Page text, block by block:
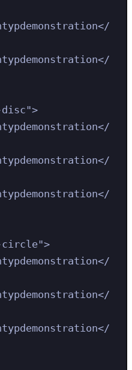
</
</
">
</
</
</
">
</
</
</